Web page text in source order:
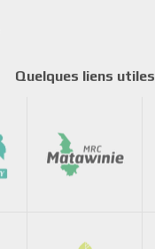
Quelques liens utiles